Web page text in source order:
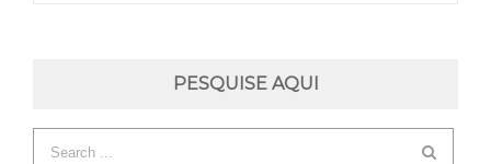
PESQUISE AQUI